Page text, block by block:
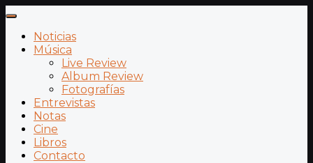
Noticias
Música
Live Review
Album Review
Fotografías
Entrevistas
Notas
Cine
Libros
Contacto